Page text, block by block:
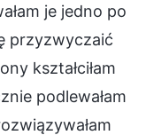
je jedno po
przyzwyczaić
kształciłam
podlewałam